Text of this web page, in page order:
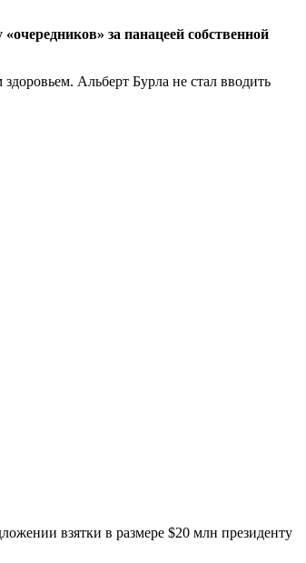
за панацеей собственной
Альберт Бурла не стал вводить
взятки в размере $20 млн президенту